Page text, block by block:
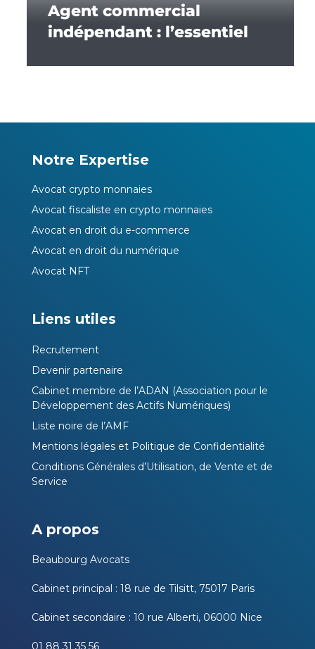
Agent commercial
indépendant : l’essentiel
Notre Expertise
Avocat crypto monnaies
Avocat fiscaliste en crypto monnaies
Avocat en droit du e-commerce
Avocat en droit du numérique
Avocat NFT
Liens utiles
Recrutement
Devenir partenaire
Cabinet membre de l’ADAN (Association pour le
Développement des Actifs Numériques)
Liste noire de l’AMF
Mentions légales et Politique de Confidentialité
Conditions Générales d’Utilisation, de Vente et de
Service
A propos
Beaubourg Avocats
Cabinet principal : 18 rue de Tilsitt, 75017 Paris
Cabinet secondaire : 10 rue Alberti, 06000 Nice
01 88 31 35 56